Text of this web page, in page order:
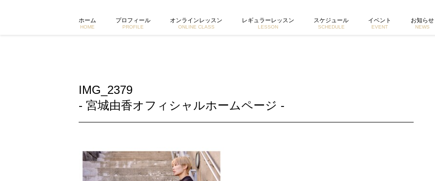
ホーム
HOME
プロフィール
PROFILE
オンラインレッスン
ONLINE CLASS
レギュラーレッスン
LESSON
スケジュール
SCHEDULE
イベント
EVENT
お知らせ
NEWS
IMG_2379
- 宮城由香オフィシャルホームページ -